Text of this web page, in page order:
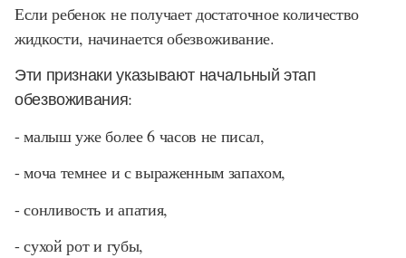
Если ребенок не получает достаточное количество
жидкости, начинается обезвоживание.
Эти признаки указывают начальный этап
обезвоживания:
- малыш уже более 6 часов не писал,
- моча темнее и с выраженным запахом,
- сонливость и апатия,
- сухой рот и губы,